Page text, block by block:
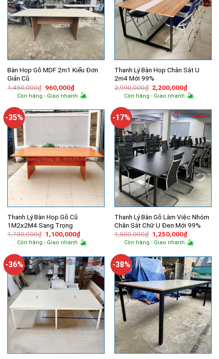
Bàn Họp Gỗ MDF 2m1 Kiểu Đơn
Giản Cũ
1,450,000₫ Giá
gốc
là:
960,000₫Giá
hiện
tại
960,000₫.
Còn hàng - Giao nhanh
Thanh Lý Bàn Họp Chân Sắt U
2m4 Mới 99%
2,990,000₫ Giá
gốc
là:
2,200,000₫Giá
hiện
tại
Còn hàng - Giao nhanh
-35%
Thanh Lý Bàn Họp Gỗ Cũ
1M2x2M4 Sang Trọng
1,700,000₫ Giá
gốc
là:
1,100,000₫Giá
hiện
tại
1,100,000₫.
Còn hàng - Giao nhanh
-17%
Thanh Lý Bàn Gỗ Làm Việc Nhóm
Chân Sắt Chữ U Đen Mới 99%
1,500,000₫ Giá
gốc
là:
1,250,000₫Giá
hiện
tại
Còn hàng - Giao nhanh
-36% -38%